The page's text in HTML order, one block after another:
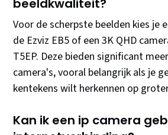
beeldkwaliteit?
Voor de scherpste beelden kies je
de Ezviz EB5 of een 3K QHD
T5EP. Deze bieden significant
camera's, vooral belangrijk als je
kentekens wilt herkennen op
Kan ik een ip camera